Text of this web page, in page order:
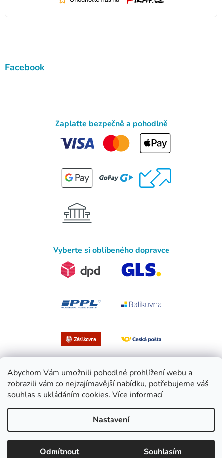
Abychom Vám umožnili pohodlné prohlížení webu a
zobrazili vám co nejzajímavější nabídku, potřebujeme váš
souhlas s ukládáním cookies. Více informací
Nastavení
Odmítnout Souhlasím
Facebook
Zaplaťte bezpečně a pohodlně
Vyberte si oblíbeného dopravce
Copyright 2026EasySport.cz. Všechna práva vyhrazena.Upravit